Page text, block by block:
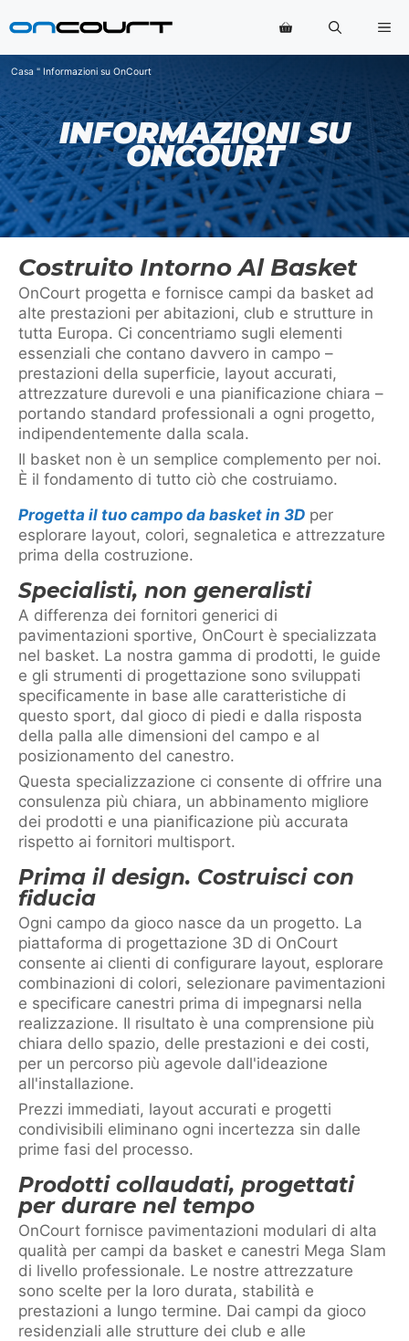
al
Casa " Informazioni su OnCourt
INFORMAZIONI SU
ONCOURT
Costruito Intorno Al Basket
OnCourt progetta e fornisce campi da basket ad
alte prestazioni per abitazioni, club e strutture in
tutta Europa. Ci concentriamo sugli elementi
essenziali che contano davvero in campo –
prestazioni della superficie, layout accurati,
attrezzature durevoli e una pianificazione chiara –
portando standard professionali a ogni progetto,
indipendentemente dalla scala.
Il basket non è un semplice complemento per noi.
È il fondamento di tutto ciò che costruiamo.
Progetta il tuo campo da basket in 3D per
esplorare layout, colori, segnaletica e attrezzature
prima della costruzione.
Specialisti, non generalisti
A differenza dei fornitori generici di
pavimentazioni sportive, OnCourt è specializzata
nel basket. La nostra gamma di prodotti, le guide
e gli strumenti di progettazione sono sviluppati
specificamente in base alle caratteristiche di
questo sport, dal gioco di piedi e dalla risposta
della palla alle dimensioni del campo e al
posizionamento del canestro.
Questa specializzazione ci consente di offrire una
consulenza più chiara, un abbinamento migliore
dei prodotti e una pianificazione più accurata
rispetto ai fornitori multisport.
Prima il design. Costruisci con
fiducia
Ogni campo da gioco nasce da un progetto. La
piattaforma di progettazione 3D di OnCourt
consente ai clienti di configurare layout, esplorare
combinazioni di colori, selezionare pavimentazioni
e specificare canestri prima di impegnarsi nella
realizzazione. Il risultato è una comprensione più
chiara dello spazio, delle prestazioni e dei costi,
per un percorso più agevole dall'ideazione
all'installazione.
Prezzi immediati, layout accurati e progetti
condivisibili eliminano ogni incertezza sin dalle
prime fasi del processo.
Prodotti collaudati, progettati
per durare nel tempo
OnCourt fornisce pavimentazioni modulari di alta
qualità per campi da basket e canestri Mega Slam
di livello professionale. Le nostre attrezzature
sono scelte per la loro durata, stabilità e
prestazioni a lungo termine. Dai campi da gioco
residenziali alle strutture dei club e alle